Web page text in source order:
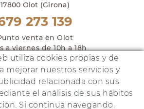
17800 Olot (Girona)
273 139
venta en Olot
a viernes de 10h a 18h
de 10h a 14h
ha sido financiado por:
utiliza cookies propias y de
mejorar nuestros servicios y
relacionada con sus
el análisis de sus hábitos
Si continua navegando,